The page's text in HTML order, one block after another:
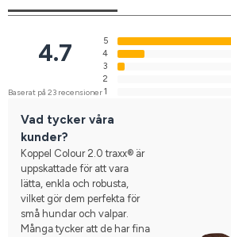
4.7
Baserat på 23 recensioner
5
4
3
2
1
Vad tycker våra
kunder?
Koppel Colour 2.0 traxx® är
uppskattade för att vara
lätta, enkla och robusta,
vilket gör dem perfekta för
små hundar och valpar.
Många tycker att de har fina